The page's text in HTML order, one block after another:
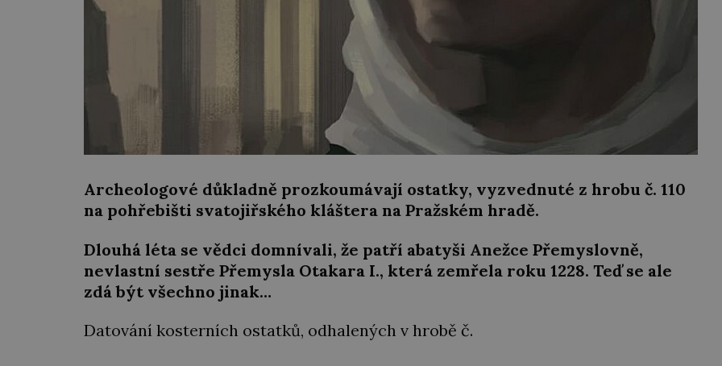
Archeologové důkladně prozkoumávají ostatky, vyzvednuté z hrobu č. 110
na pohřebišti svatojiřského kláštera na Pražském hradě.
Dlouhá léta se vědci domnívali, že patří abatyši Anežce Přemyslovně,
nevlastní sestře Přemysla Otakara I., která zemřela roku 1228. Teď se ale
zdá být všechno jinak…
Datování kosterních ostatků, odhalených v hrobě č.